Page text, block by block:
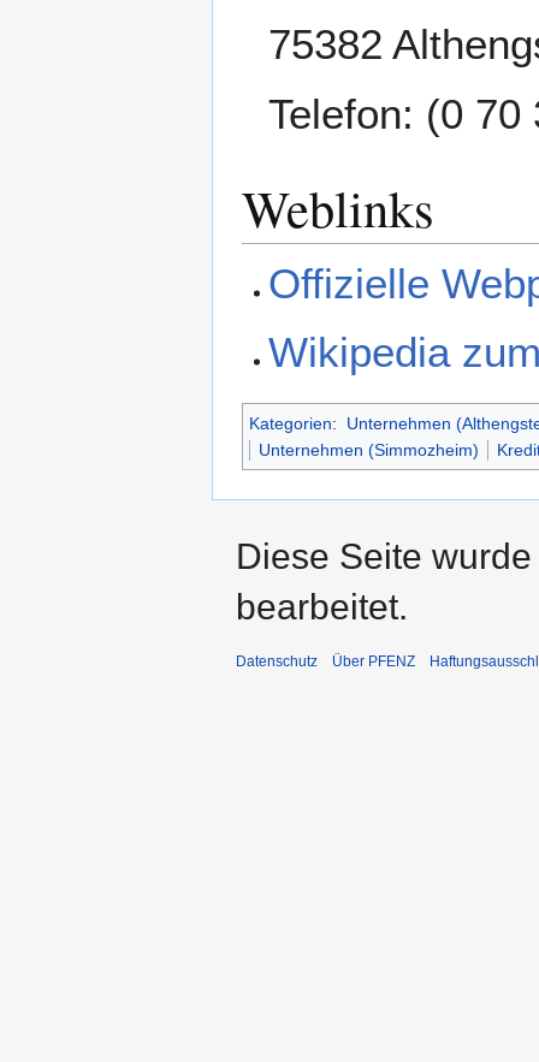
75382
Telefon: (0 70
Weblinks
Offizielle
Wikipedia
Kategorien:
Unternehmen
Unternehmen (Simmozheim)
Diese Seite
bearbeitet.
Datenschutz Über PFENZ